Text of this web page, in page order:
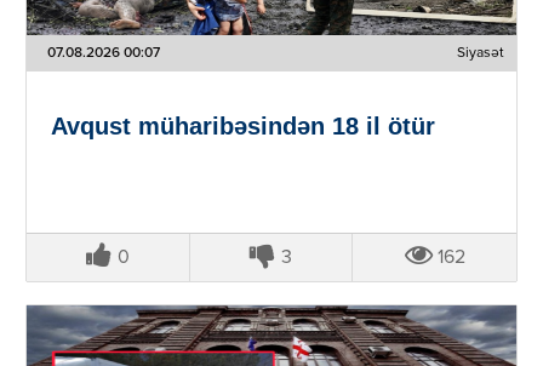
07.08.2026 00:07 Siyasət
Avqust müharibəsindən 18 il ötür
0 3 162